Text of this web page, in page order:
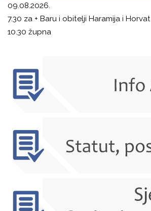
09.08.2026.
7.30 za + Baru i obitelji Haramija i Horvat
10.30 župna